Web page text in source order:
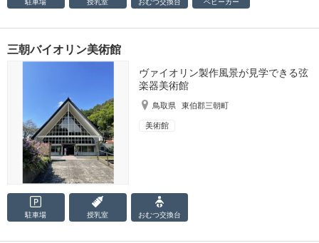
駐車場 授乳室 おむつ交換台 ベビーカー
三朝バイオリン美術館
ヴァイオリン製作風景が見学できる弦
楽器美術館
鳥取県 東伯郡三朝町
美術館
駐車場 授乳室 おむつ交換台